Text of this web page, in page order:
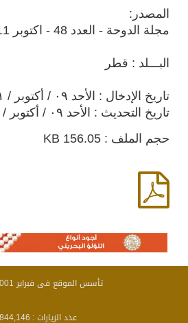
المصدر:
مجلة الدوحة - العدد 48 - اكتوبر 2011 م
البـــلد : قطر
تاريخ الإدخال : الأحد ٠٩ / أكتوبر / ٢٠١١
تاريخ التحديث : الأحد ٠٩ / أكتوبر / ٢٠١١
حجم الملف : 156.05 KB
تأسس الموقع فى فبراير 2001 ميلادى
عدد الزيارات :